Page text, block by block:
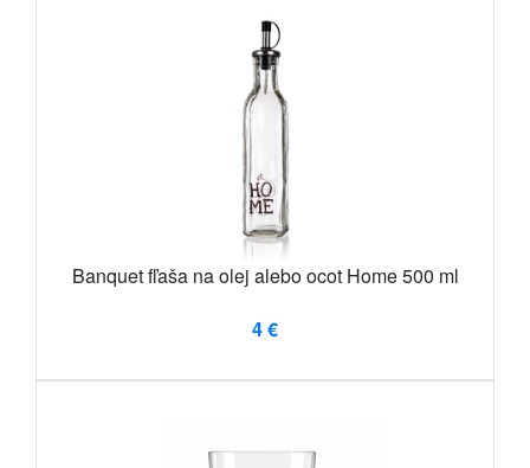
Banquet fľaša na olej alebo ocot Home 500 ml
4 €